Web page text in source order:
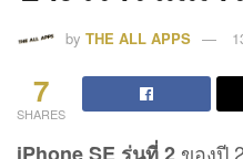
by THE ALL APPS
7
SHARES
ของปี